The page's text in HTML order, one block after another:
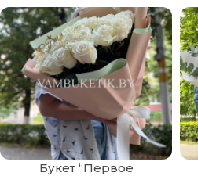
Букет “Первое